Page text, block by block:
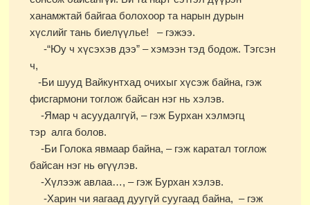
ханамжтай байгаа болохоор та нарын дурын
хүслийг тань биелүүлье! – гэжээ.
-“Юу ч хүсэхэв дээ” – хэмээн тэд бодож. Тэгсэн
ч,
-Би шууд Вайкунтхад очихыг хүсэж байна, гэж
фисгармони тоглож байсан нэг нь хэлэв.
-Ямар ч асуудалгүй, – гэж Бурхан хэлмэгц
тэр алга болов.
-Би Голока явмаар байна, – гэж каратал тоглож
байсан нэг нь өгүүлэв.
-Хүлээж авлаа…, – гэж Бурхан хэлэв.
-Харин чи яагаад дуугүй суугаад байна, – гэж